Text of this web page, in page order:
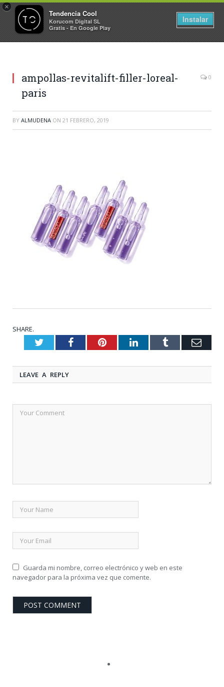
×
Tendencia Cool
Korucom Digital SL
Gratis - En Google Play
Instalar
ampollas-revitalift-filler-loreal-
paris
0
BY ALMUDENA ON 21 FEBRERO, 2019
SHARE.
TwitterFacebookPinterestLinkedInTumblr
LEAVE A REPLY
Guarda mi nombre, correo electrónico y web en este
navegador para la próxima vez que comente.